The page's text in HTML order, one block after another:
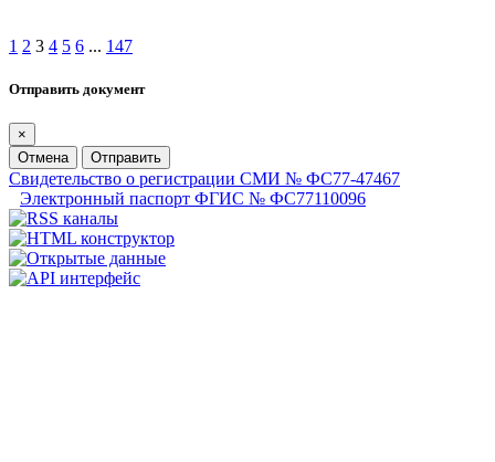
1 2 3 4 5 6 ... 147
Отправить документ
×
Отмена
Отправить
Свидетельство о регистрации СМИ № ФС77-47467
Электронный паспорт ФГИС № ФС77110096